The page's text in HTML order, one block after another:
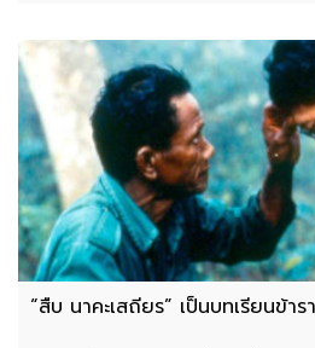
“สืบ นาคะเสถียร” เป็นบทเรียนข้า